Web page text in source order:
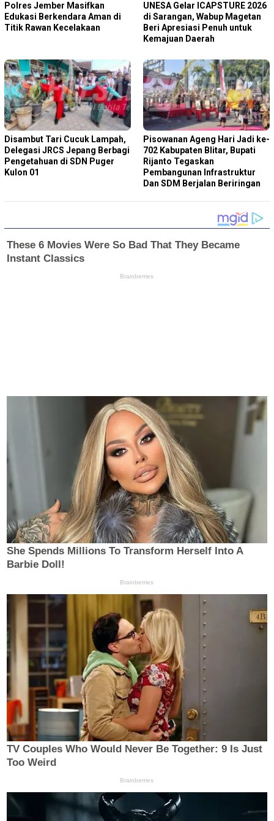
Polres Jember Masifkan
Edukasi Berkendara Aman di
Titik Rawan Kecelakaan
‎UNESA Gelar ICAPSTURE 2026
di Sarangan, Wabup Magetan
Beri Apresiasi Penuh untuk
Kemajuan Daerah
Disambut Tari Cucuk Lampah,
Delegasi JRCS Jepang Berbagi
Pengetahuan di SDN Puger
Kulon 01
Pisowanan Ageng Hari Jadi ke-
702 Kabupaten Blitar, Bupati
Rijanto Tegaskan
Pembangunan Infrastruktur
Dan SDM Berjalan Beriringan